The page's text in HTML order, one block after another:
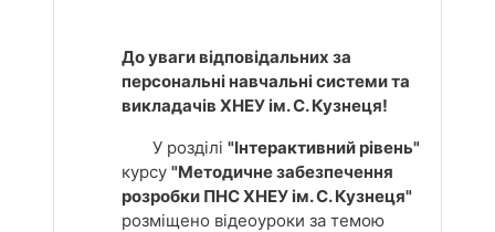
До уваги відповідальних за
персональні навчальні системи та
викладачів ХНЕУ ім. С. Кузнеця!
У розділі "Інтерактивний рівень"
курсу "Методичне забезпечення
розробки ПНС ХНЕУ ім. С. Кузнеця"
розміщено відеоуроки за темою